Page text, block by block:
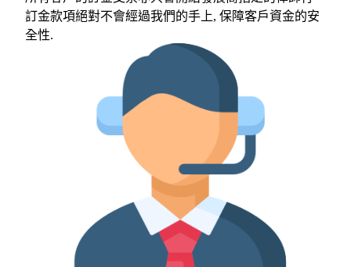
訂金款項絕對不會經過我們的手上, 保障客戶資金的安
全性.